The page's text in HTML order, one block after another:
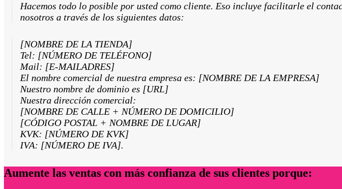
Hacemos todo lo posible por usted como cliente. Eso incluye facilitarle el
nosotros a través de los siguientes datos:
[NOMBRE DE LA TIENDA]
Tel: [NÚMERO DE TELÉFONO]
Mail: [E-MAILADRES]
El nombre comercial de nuestra empresa es: [NOMBRE DE LA EMPRESA]
Nuestro nombre de dominio es [URL]
Nuestra dirección comercial:
[NOMBRE DE CALLE + NÚMERO DE DOMICILIO]
[CÓDIGO POSTAL + NOMBRE DE LUGAR]
KVK: [NÚMERO DE KVK]
IVA: [NÚMERO DE IVA].
Aumente las ventas con más confianza de sus clientes porque: